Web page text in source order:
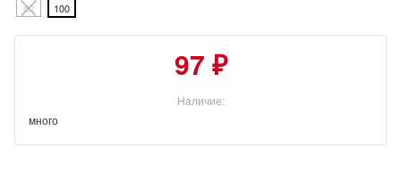
80 100
97 ₽
Наличие:
много